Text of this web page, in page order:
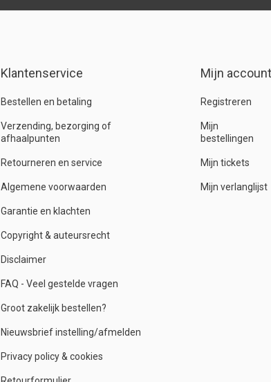
Klantenservice
Bestellen en betaling
Verzending, bezorging of
afhaalpunten
Retourneren en service
Algemene voorwaarden
Garantie en klachten
Copyright & auteursrecht
Disclaimer
FAQ - Veel gestelde vragen
Groot zakelijk bestellen?
Nieuwsbrief instelling/afmelden
Privacy policy & cookies
Mijn account
Registreren
Mijn
bestellingen
Mijn tickets
Mijn verlanglijst